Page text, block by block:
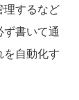
理するなど
書いて通
を自動化す